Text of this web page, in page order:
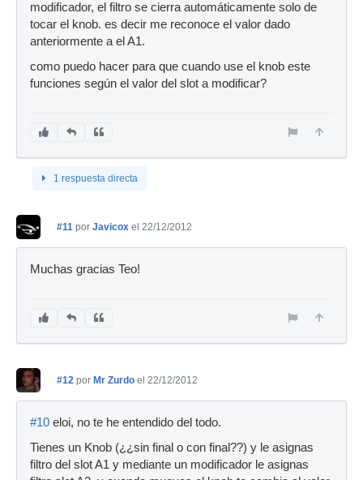
modificador, el filtro se cierra automáticamente solo de
tocar el knob. es decir me reconoce el valor dado
anteriormente a el A1.
como puedo hacer para que cuando use el knob este
funciones según el valor del slot a modificar?
1 respuesta directa
#11 por Javicox el 22/12/2012
Muchas gracias Teo!
#12 por Mr Zurdo el 22/12/2012
#10 eloi, no te he entendido del todo.
Tienes un Knob (¿¿sin final o con final??) y le asignas
filtro del slot A1 y mediante un modificador le asignas